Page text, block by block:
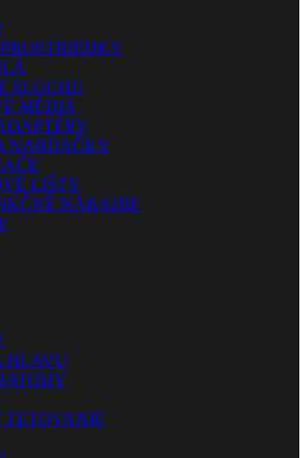
SLUCHU
MÉDIÁ
NABÍJAČKY
LIŠTY
NÁRADIE
HLAVU
TETOVANIE